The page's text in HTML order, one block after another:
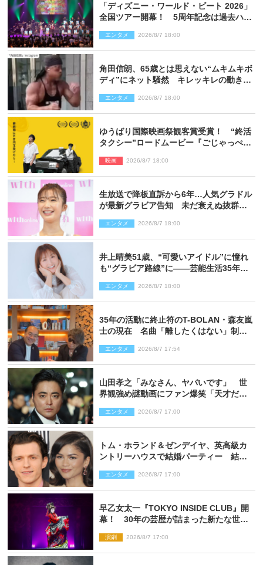
「ディズニー・ワールド・ビート 2026」
全国ツアー開幕！ 5周年記念は過去ハイ
ポート】
エンタメ 2026/8/7 18:00
角田信朗、65歳とは思えない“ムキムキボ
ディ”にネット騒然 キレッキレの動きを
エンタメ 2026/8/7 18:00
ゆうばり国際映画祭観客賞受賞！ “終活
タクシー”ロードムービー『ごじゃっぺタ
映画 2026/8/7 18:00
生放送で降板直訴から6年…人気グラドル
が最新グラビア告知 未だ衰えぬ抜群ス
エンタメ 2026/8/7 18:00
井上晴美51歳、“可愛いアイドル”に憧れ
も“グラビア路線”に――芸能生活35年を
エンタメ 2026/8/7 18:00
35年の活動に終止符のT-BOLAN・森友嵐
士の現在 名曲「離したくはない」制作
エンタメ 2026/8/7 17:54
山田孝之「みなさん、ヤバいです」 世
界観強め謎動画にファン爆笑「天才だ
エンタメ 2026/8/7 17:00
トム・ホランド＆ゼンデイヤ、英高級カ
ントリーハウスで結婚パーティー 結婚
エンタメ 2026/8/7 17:00
早乙女太一『TOKYO INSIDE CLUB』開
幕！ 30年の芸歴が詰まった新たな世界
演劇 2026/8/7 17:00